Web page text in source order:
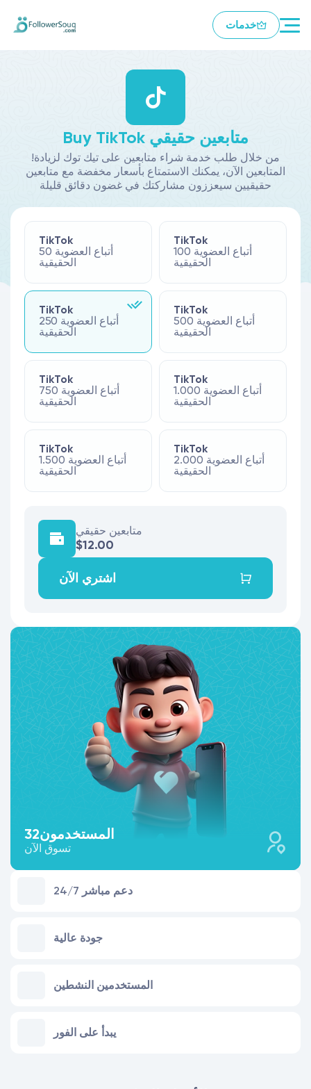
خدمات
Buy TikTok متابعين حقيقي
!من خلال طلب خدمة شراء متابعين على تيك توك لزيادة
المتابعين الآن، يمكنك الاستمتاع بأسعار مخفضة مع متابعين
حقيقيين سيعززون مشاركتك في غضون دقائق قليلة
32المستخدمون
تسوق الآن
24/7 دعم مباشر
جودة عالية
المستخدمين النشطين
يبدأ على الفور
TikTok
50 أتباع العضوية
الحقيقية
TikTok
100 أتباع العضوية
الحقيقية
TikTok
250 أتباع العضوية
الحقيقية
TikTok
500 أتباع العضوية
الحقيقية
TikTok
750 أتباع العضوية
الحقيقية
TikTok
1.000 أتباع العضوية
الحقيقية
TikTok
1.500 أتباع العضوية
الحقيقية
TikTok
2.000 أتباع العضوية
الحقيقية
متابعين حقيقي
$12.00
اشتري الآن